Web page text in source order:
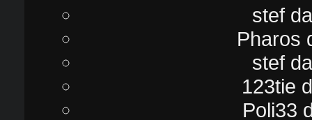
stef
Pharos
stef
123tie
Poli33